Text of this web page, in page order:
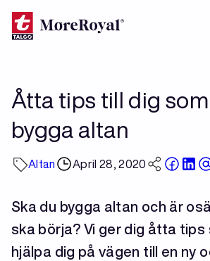
Skip
to
Åtta tips till dig som
bygga altan
Altan April 28, 2020
Ska du bygga altan och är
ska börja? Vi ger dig åtta tips
hjälpa dig på vägen till en ny